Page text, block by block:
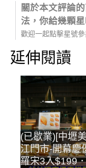
關於本文評論
法，你給幾顆星
歡迎一起點擊星號參
延伸閱讀
(已歇業)[中壢
江門市-開幕慶
羅宋3入$199